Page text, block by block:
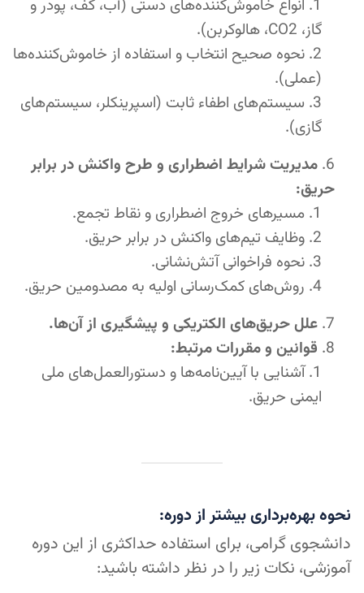
انواع خاموش‌کننده‌های دستی (آب، کف، پودر و
گاز، CO2، هالوکربن).
نحوه صحیح انتخاب و استفاده از خاموش‌کننده‌ها
(عملی).
سیستم‌های اطفاء ثابت (اسپرینکلر، سیستم‌های
گازی).
مدیریت شرایط اضطراری و طرح واکنش در برابر
حریق:
مسیرهای خروج اضطراری و نقاط تجمع.
وظایف تیم‌های واکنش در برابر حریق.
نحوه فراخوانی آتش‌نشانی.
روش‌های کمک‌رسانی اولیه به مصدومین حریق.
علل حریق‌های الکتریکی و پیشگیری از آن‌ها.
قوانین و مقررات مرتبط:
آشنایی با آیین‌نامه‌ها و دستورالعمل‌های ملی
ایمنی حریق.
نحوه بهره‌برداری بیشتر از دوره:
دانشجوی گرامی، برای استفاده حداکثری از این دوره
آموزشی، نکات زیر را در نظر داشته باشید: